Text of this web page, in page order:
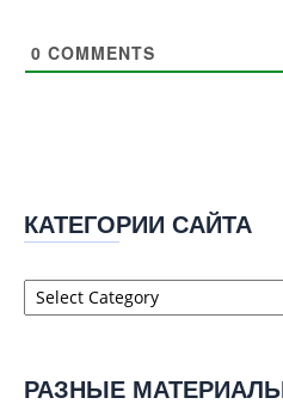
0 COMMENTS
КАТЕГОРИИ САЙТА
Категории
сайта
РАЗНЫЕ